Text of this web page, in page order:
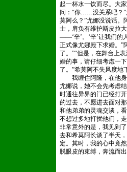
起一杯水一饮而尽。大
问：“你……没关系吧？
莫阿么？”尤娜没说话。
士，肩负有维护斯皮拉
——‘辛’。‘辛’让我们的
正式像尤娜殿下求婚。”
了。”“但是，在舞台上
婚的事，请仔细考虑一
了。”希莫阿不失风度地
我缠住阿隆，在他身
尤娜说，她不会先考虑
时通往异界的门已经打
的过去，不愿进去面对
和他弟弟的灵魂交谈，
不想过多地打扰他们，
非常意外的是，我见到
去和希莫阿长谈了半天
定。其时，我的心中竟
脱眼皮的束缚，奔流而